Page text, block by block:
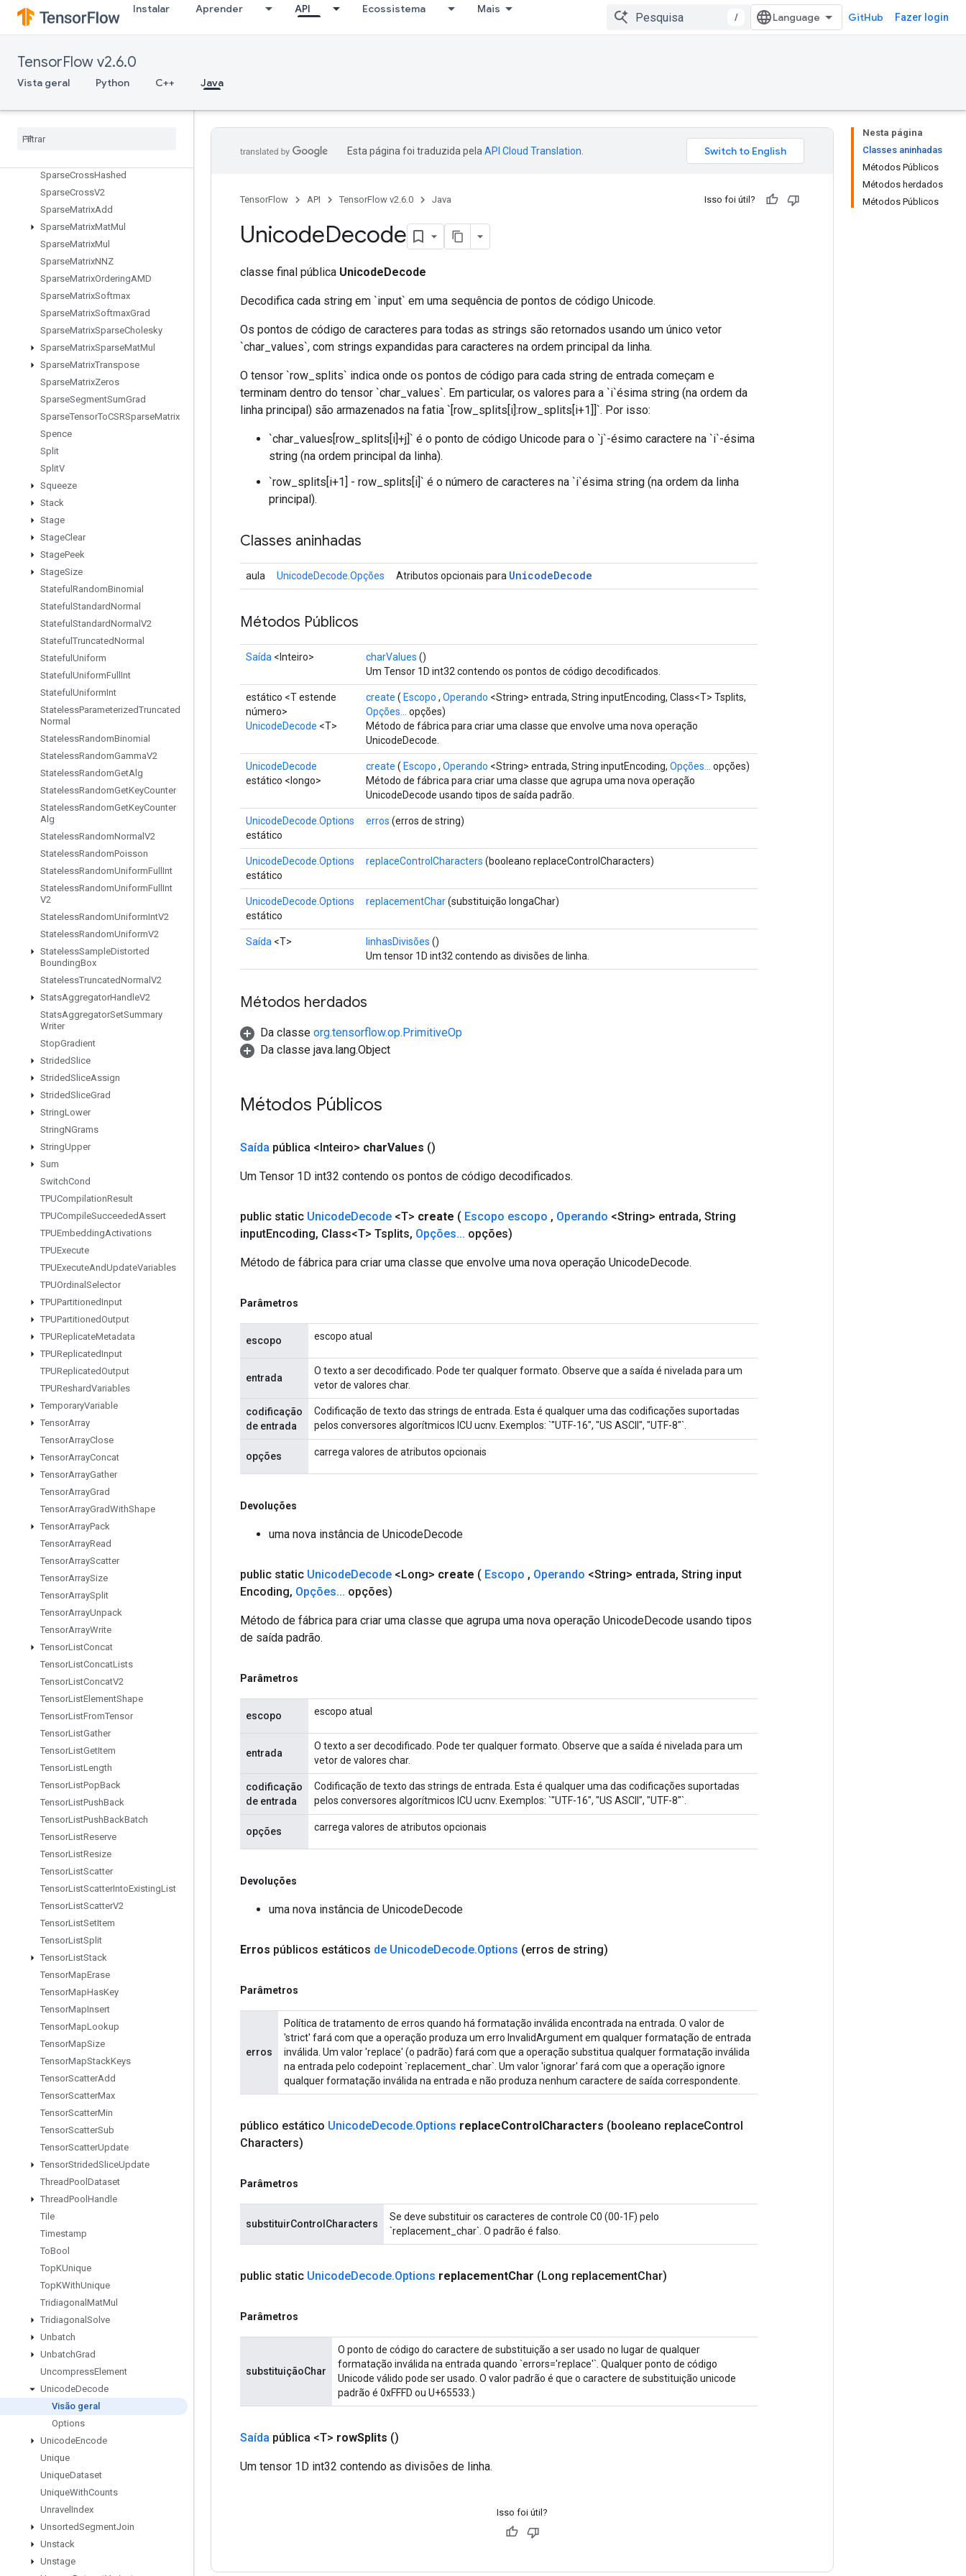
Instalar Aprender API Ecossistema Mais
/ GitHub Fazer login
TensorFlow v2.6.0
Vista geral Python C++ Java
SlidingWindowDataset
Snapshot
SnapshotDataset
SnapshotDatasetReader
SobolSample
Sparse
SparseCrossHashed
SparseCrossV2
SparseMatrixAdd
SparseMatrixMatMul
SparseMatrixMul
SparseMatrixNNZ
SparseMatrixOrderingAMD
SparseMatrixSoftmax
SparseMatrixSoftmaxGrad
SparseMatrixSparseCholesky
SparseMatrixSparseMatMul
SparseMatrixTranspose
SparseMatrixZeros
SparseSegmentSumGrad
SparseTensorToCSRSparseMatrix
Spence
Split
SplitV
Squeeze
Stack
Stage
StageClear
StagePeek
StageSize
Stateful RandomBinomial
Stateful StandardNormal
Stateful StandardNormal V2
Stateful TruncatedNormal
Stateful Uniform
Stateful UniformFull Int
Stateful UniformInt
StatelessParameterizedTruncated
Normal
StatelessRandomBinomial
StatelessRandomGammaV2
StatelessRandomGetAlg
StatelessRandomGetKeyCounter
StatelessRandomGetKeyCounter
Alg
StatelessRandomNormal V2
StatelessRandomPoisson
StatelessRandomUniformFull Int
StatelessRandomUniformFull Int
V2
StatelessRandomUniformIntV2
StatelessRandomUniformV2
StatelessSampleDistorted
BoundingBox
StatelessTruncatedNormal V2
StatsAggregatorHandleV2
StatsAggregatorSetSummary
Writer
StopGradient
StridedSlice
StridedSliceAssign
StridedSliceGrad
StringLower
StringNGrams
StringUpper
Sum
SwitchCond
TPUCompilationResult
TPUCompileSucceededAssert
TPUEmbeddingActivations
TPUExecute
TPUExecuteAndUpdateVariables
TPUOrdinal Selector
TPUPartitionedInput
TPUPartitionedOutput
TPUReplicateMetadata
TPUReplicatedInput
TPUReplicatedOutput
TPUReshardVariables
TemporaryVariable
TensorArray
TensorArrayClose
TensorArrayConcat
TensorArrayGather
TensorArrayGrad
TensorArrayGradWithShape
TensorArrayPack
TensorArrayRead
TensorArrayScatter
TensorArraySize
TensorArraySplit
TensorArrayUnpack
TensorArrayWrite
TensorListConcat
TensorListConcatLists
TensorListConcatV2
TensorListElementShape
TensorListFromTensor
TensorListGather
TensorListGetItem
TensorListLength
TensorListPopBack
TensorListPushBack
TensorListPushBackBatch
TensorListReserve
TensorListResize
TensorListScatter
TensorListScatterIntoExistingList
TensorListScatterV2
TensorListSetItem
TensorListSplit
TensorListStack
TensorMapErase
TensorMapHasKey
TensorMapInsert
TensorMapLookup
TensorMapSize
TensorMapStackKeys
TensorScatterAdd
TensorScatterMax
TensorScatterMin
TensorScatterSub
TensorScatterUpdate
TensorStridedSliceUpdate
ThreadPool Dataset
ThreadPool Handle
Tile
Timestamp
ToBool
TopKUnique
TopKWithUnique
Tridiagonal MatMul
Tridiagonal Solve
Unbatch
UnbatchGrad
UncompressElement
UnicodeDecode
Visão geral
Options
UnicodeEncode
Unique
UniqueDataset
UniqueWithCounts
Unravel Index
UnsortedSegmentJoin
Unstack
Unstage
Nesta página
Classes aninhadas
Métodos Públicos
Métodos herdados
Métodos Públicos
Esta página foi traduzida pela API Cloud Translation
TensorFlow API TensorFlow v2.6.0 Java Isso foi útil?
UnicodeDecode
classe final pública UnicodeDecode
Decodifica cada string em `input` em uma sequência de pontos de código Unicode.
Os pontos de código de caracteres para todas as strings são retornados usando um único vetor
`char_values`, com strings expandidas para caracteres na ordem principal da linha.
O tensor `row_splits` indica onde os pontos de código para cada string de entrada começam e
terminam dentro do tensor `char_values`. Em particular, os valores para a `i`ésima string (na ordem da
linha principal) são armazenados na fatia `[row_splits[i]:row_splits[i+1]]`. Por isso:
`char_values[row_splits[i]+j]` é o ponto de código Unicode para o `j`-ésimo caractere na `i`-ésima
string (na ordem principal da linha).
`row_splits[i+1] - row_splits[i]` é o número de caracteres na `i`ésima string (na ordem da linha
principal).
Classes aninhadas
aula UnicodeDecode.Opções Atributos opcionais para UnicodeDecode
Métodos Públicos
Saída <Inteiro> charValues ()
Um Tensor 1D int32 contendo os pontos de código decodificados.
estático <T estende
número>
UnicodeDecode <T>
create ( Escopo , Operando <String> entrada, String inputEncoding, Class<T> Tsplits,
Opções...
opções)
Método de fábrica para criar uma classe que envolve uma nova operação
UnicodeDecode.
UnicodeDecode
estático <longo>
create ( Escopo , Operando <String> entrada, String inputEncoding, Opções...
opções)
Método de fábrica para criar uma classe que agrupa uma nova operação
UnicodeDecode usando tipos de saída padrão.
UnicodeDecode.Options
estático
erros (erros de string)
UnicodeDecode.Options
estático
replaceControlCharacters (booleano replaceControlCharacters)
UnicodeDecode.Options
estático
replacementChar(substituição longaChar)
Saída <T> linhasDivisões ()
Um tensor 1D int32 contendo as divisões de linha.
Métodos herdados
Da classe org.tensorflow.op.PrimitiveOp
Da classe java.lang.Object
Métodos Públicos
Saída pública <Inteiro> charValues ()
Um Tensor 1D int32 contendo os pontos de código decodificados.
public static UnicodeDecode <T> create ( Escopo escopo , Operando <String> entrada, String
inputEncoding, Class<T> Tsplits, Opções... opções)
Método de fábrica para criar uma classe que envolve uma nova operação UnicodeDecode.
Parâmetros
escopo escopo atual
entrada
O texto a ser decodificado. Pode ter qualquer formato. Observe que a saída é nivelada para um
vetor de valores char.
codificação
de entrada
Codificação de texto das strings de entrada. Esta é qualquer uma das codificações suportadas
pelos conversores algorítmicos ICU ucnv. Exemplos: `"UTF-16", "US ASCII", "UTF-8"`.
opções carrega valores de atributos opcionais
Devoluções
uma nova instância de UnicodeDecode
public static UnicodeDecode <Long> create ( Escopo , Operando <String> entrada, String input
Encoding, Opções... opções)
Método de fábrica para criar uma classe que agrupa uma nova operação UnicodeDecode usando tipos
de saída padrão.
Parâmetros
escopo escopo atual
entrada
O texto a ser decodificado. Pode ter qualquer formato. Observe que a saída é nivelada para um
vetor de valores char.
codificação
de entrada
Codificação de texto das strings de entrada. Esta é qualquer uma das codificações suportadas
pelos conversores algorítmicos ICU ucnv. Exemplos: `"UTF-16", "US ASCII", "UTF-8"`.
opções carrega valores de atributos opcionais
Devoluções
uma nova instância de UnicodeDecode
Erros públicos estáticos de UnicodeDecode.Options (erros de string)
Parâmetros
erros
Política de tratamento de erros quando há formatação inválida encontrada na entrada. O valor de
'strict' fará com que a operação produza um erro InvalidArgument em qualquer formatação de entrada
inválida. Um valor 'replace' (o padrão) fará com que a operação substitua qualquer formatação inválida
na entrada pelo codepoint `replacement_char`. Um valor 'ignorar' fará com que a operação ignore
qualquer formatação inválida na entrada e não produza nenhum caractere de saída correspondente.
público estático UnicodeDecode.Options replaceControlCharacters (booleano replaceControl
Characters)
Parâmetros
substituirControlCharacters
Se deve substituir os caracteres de controle C0 (00-1F) pelo
`replacement_char`. O padrão é falso.
public static UnicodeDecode.Options replacementChar (Long replacementChar)
Parâmetros
substituiçãoChar
O ponto de código do caractere de substituição a ser usado no lugar de qualquer
formatação inválida na entrada quando `errors='replace'`. Qualquer ponto de código
Unicode válido pode ser usado. O valor padrão é que o caractere de substituição unicode
padrão é 0xFFFD ou U+65533.)
Saída pública <T> rowSplits ()
Um tensor 1D int32 contendo as divisões de linha.
Isso foi útil?